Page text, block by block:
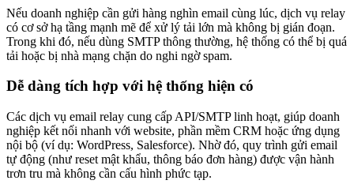
Nếu doanh nghiệp cần gửi hàng nghìn email cùng lúc, dịch vụ relay
có cơ sở hạ tầng mạnh mẽ để xử lý tải lớn mà không bị gián đoạn.
Trong khi đó, nếu dùng SMTP thông thường, hệ thống có thể bị quá
tải hoặc bị nhà mạng chặn do nghi ngờ spam.
Dễ dàng tích hợp với hệ thống hiện có
Các dịch vụ email relay cung cấp API/SMTP linh hoạt, giúp doanh
nghiệp kết nối nhanh với website, phần mềm CRM hoặc ứng dụng
nội bộ (ví dụ: WordPress, Salesforce). Nhờ đó, quy trình gửi email
tự động (như reset mật khẩu, thông báo đơn hàng) được vận hành
trơn tru mà không cần cấu hình phức tạp.